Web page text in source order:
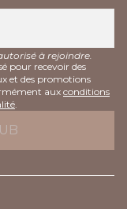
à rejoindre.
pour recevoir des
et des promotions
aux conditions
.